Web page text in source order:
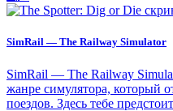
SimRail — The Railway Simulator
SimRail — The Railway
жанре симулятора, который
поездов. Здесь тебе